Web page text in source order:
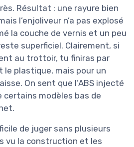
Résultat : une rayure bien
l’enjoliveur n’a pas explosé
la couche de vernis et un peu
superficiel. Clairement, si
au trottoir, tu finiras par
le plastique, mais pour un
On sent que l’ABS injecté
modèles bas de
de juger sans plusieurs
vu la construction et les